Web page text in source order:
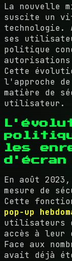
La nouvelle
suscite un
technologie.
ses
politique
Cette
l'approche
matière de
utilisateur.
les
d'écran
En août
mesure de
Cette
pop-up
utilisateurs
accès à leur
Face aux
avait déjà